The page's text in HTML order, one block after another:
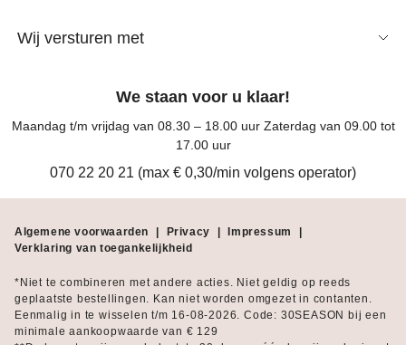
Wij versturen met
We staan voor u klaar!
Maandag t/m vrijdag van 08.30 – 18.00 uur Zaterdag van 09.00 tot
17.00 uur
070 22 20 21 (max € 0,30/min volgens operator)
Algemene voorwaarden | Privacy | Impressum
|
Verklaring van toegankelijkheid
*Niet te combineren met andere acties. Niet geldig op reeds
geplaatste bestellingen. Kan niet worden omgezet in contanten.
Eenmalig in te wisselen t/m 16-08-2026. Code: 30SEASON bij een
minimale aankoopwaarde van € 129